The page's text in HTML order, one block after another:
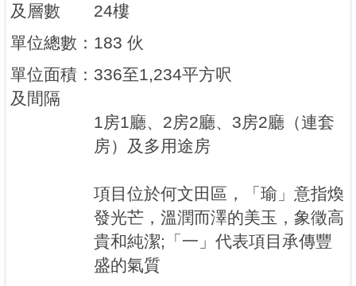
及層數
24樓
單位總數 ： 183 伙
單位面積
及間隔
： 336至1,234平方呎
1房1廳、2房2廳、3房2廳（連套
房）及多用途房
項目位於何文田區，「瑜」意指煥
發光芒，溫潤而澤的美玉，象徵高
貴和純潔;「一」代表項目承傳豐
盛的氣質